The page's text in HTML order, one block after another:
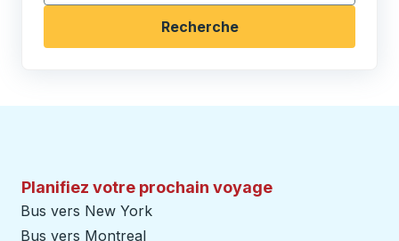
Recherche
Planifiez votre prochain voyage
Bus vers New York
Bus vers Montreal